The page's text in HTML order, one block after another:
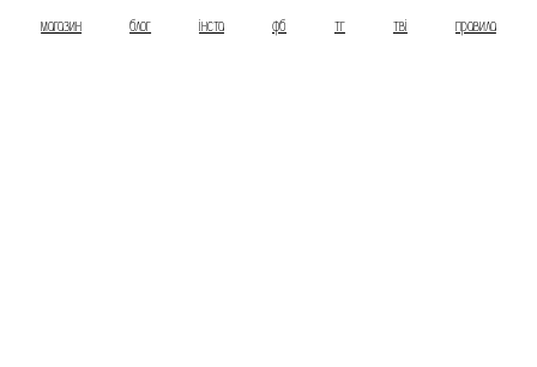
магазин блог інста фб тг тві правила